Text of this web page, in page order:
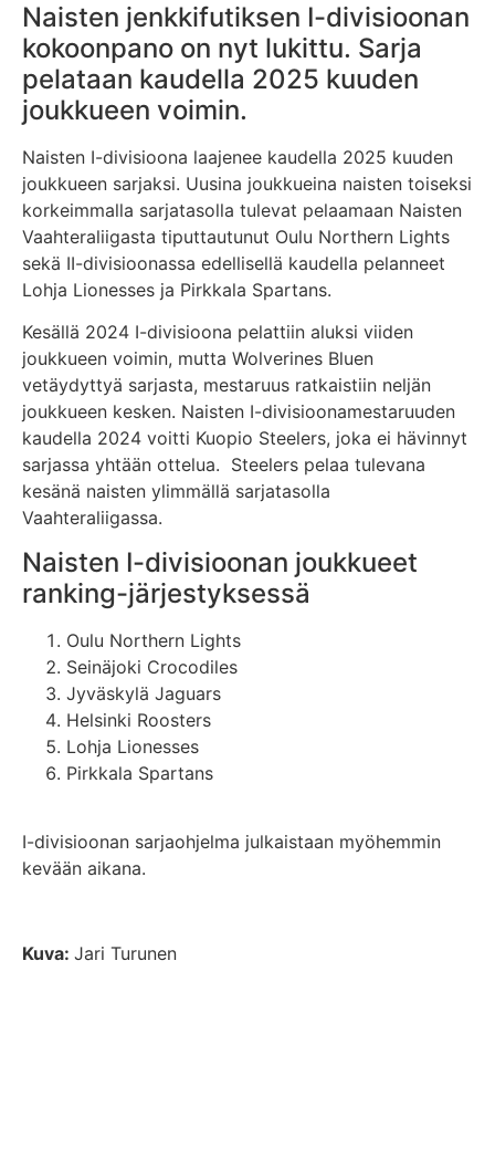
Naisten jenkkifutiksen I-divisioonan
kokoonpano on nyt lukittu. Sarja
pelataan kaudella 2025 kuuden
joukkueen voimin.
Naisten I-divisioona laajenee kaudella 2025 kuuden
joukkueen sarjaksi. Uusina joukkueina naisten toiseksi
korkeimmalla sarjatasolla tulevat pelaamaan Naisten
Vaahteraliigasta tiputtautunut Oulu Northern Lights
sekä II-divisioonassa edellisellä kaudella pelanneet
Lohja Lionesses ja Pirkkala Spartans.
Kesällä 2024 I-divisioona pelattiin aluksi viiden
joukkueen voimin, mutta Wolverines Bluen
vetäydyttyä sarjasta, mestaruus ratkaistiin neljän
joukkueen kesken. Naisten I-divisioonamestaruuden
kaudella 2024 voitti Kuopio Steelers, joka ei hävinnyt
sarjassa yhtään ottelua. Steelers pelaa tulevana
kesänä naisten ylimmällä sarjatasolla
Vaahteraliigassa.
Naisten I-divisioonan joukkueet
ranking-järjestyksessä
Oulu Northern Lights
Seinäjoki Crocodiles
Jyväskylä Jaguars
Helsinki Roosters
Lohja Lionesses
Pirkkala Spartans
I-divisioonan sarjaohjelma julkaistaan myöhemmin
kevään aikana.
Kuva: Jari Turunen